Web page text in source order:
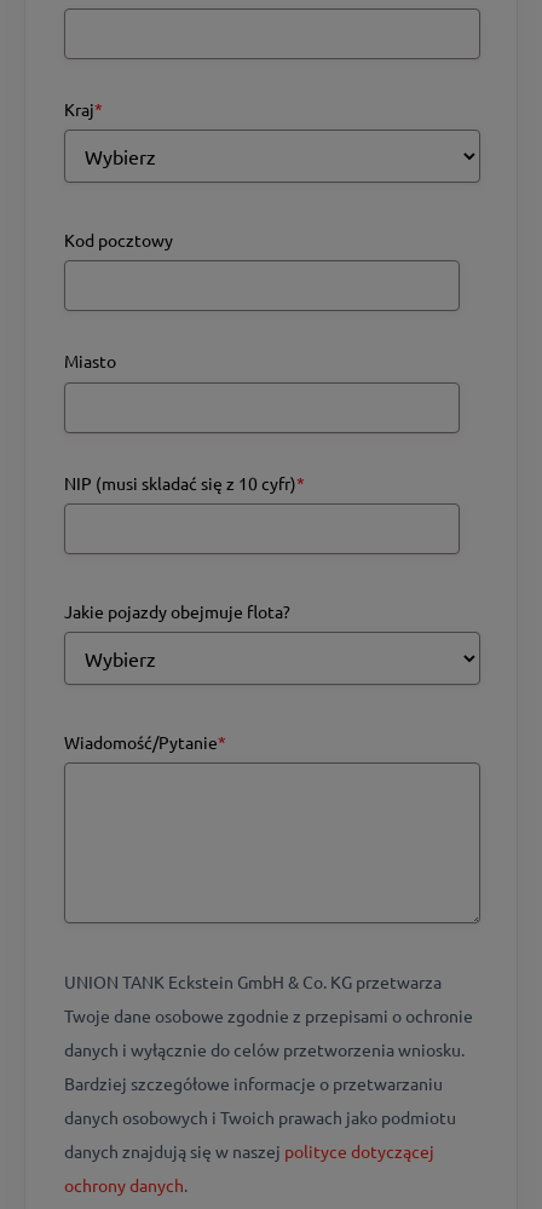
Kraj*
Kod pocztowy
Miasto
NIP (musi skladać się z 10 cyfr)*
Jakie pojazdy obejmuje flota?
Wiadomość/Pytanie*
UNION TANK Eckstein GmbH & Co. KG przetwarza
Twoje dane osobowe zgodnie z przepisami o ochronie
danych i wyłącznie do celów przetworzenia wniosku.
Bardziej szczegółowe informacje o przetwarzaniu
danych osobowych i Twoich prawach jako podmiotu
danych znajdują się w naszej polityce dotyczącej
ochrony danych.